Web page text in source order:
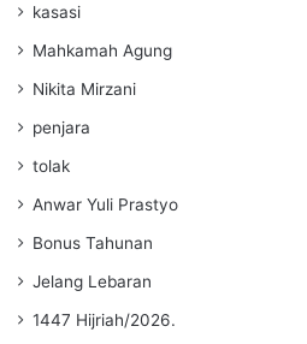
kasasi
Mahkamah Agung
Nikita Mirzani
penjara
tolak
Anwar Yuli Prastyo
Bonus Tahunan
Jelang Lebaran
1447 Hijriah/2026.